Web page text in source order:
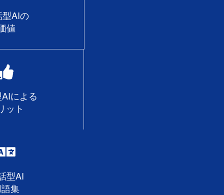
AIの
値
による
ット
型AI
集